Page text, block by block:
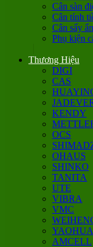
Cân sàn
Cân tính
Cân sấy
Phụ kiện
Thương Hiệu
DIGI
CAS
KENDY
OCS
OHAUS
SHINKO
TANITA
UTE
VIBRA
VMC
YAOHUA
AMCELL